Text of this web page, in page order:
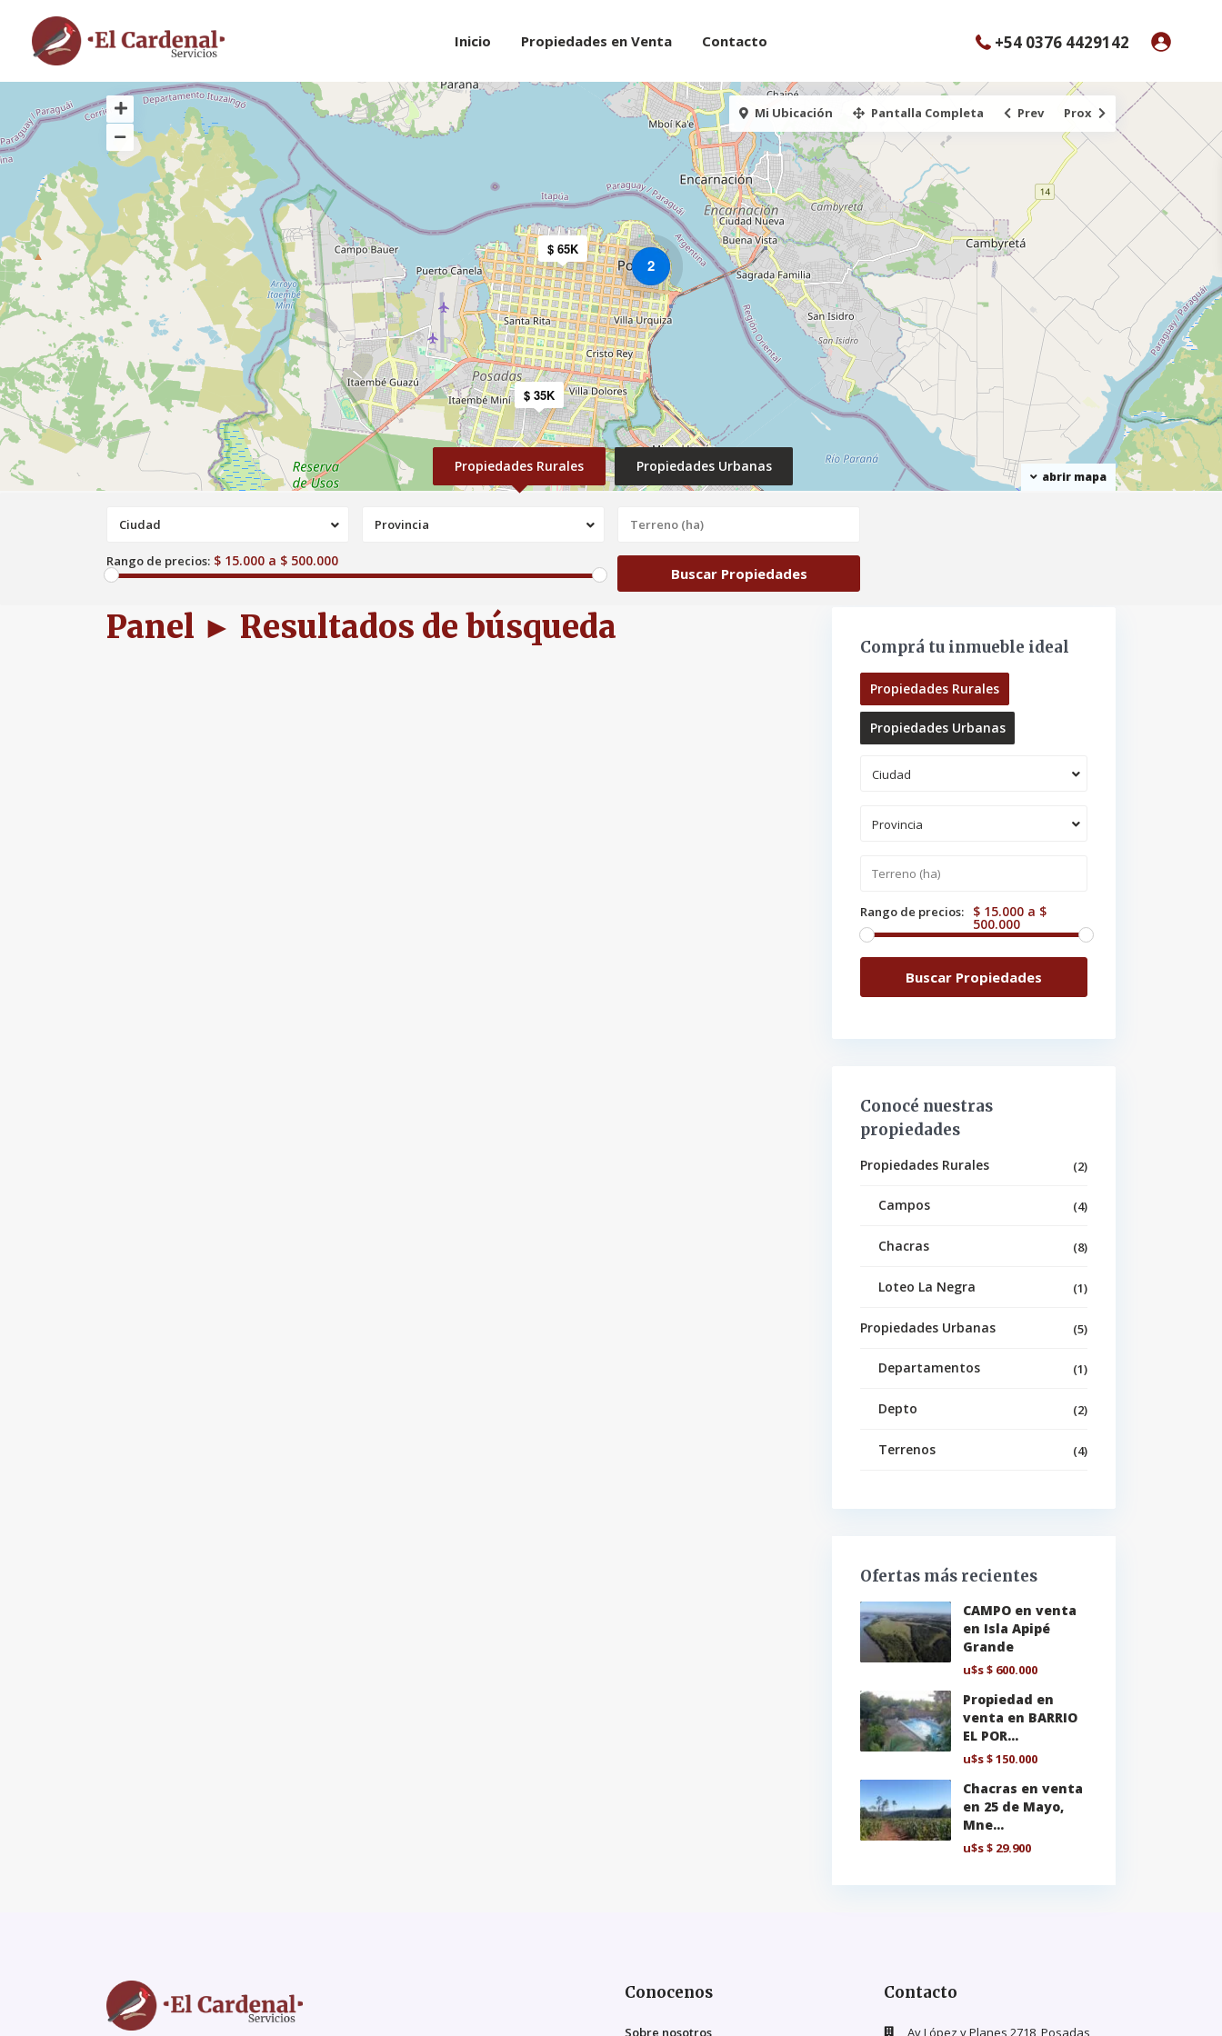
+54 0376 4429142
Inicio Propiedades en Venta Contacto
$ 150K
$ 35K
$ 65K
2
abrir mapa
Mi Ubicación Pantalla Completa Prev Prox
Propiedades Rurales Propiedades Urbanas
Ciudad Provincia
Rango de precios: $ 15.000 a $ 500.000
Panel ► Resultados de búsqueda
Comprá tu inmueble ideal
Propiedades Rurales
Propiedades Urbanas
Ciudad
Provincia
Rango de precios: $ 15.000 a $
500.000
Conocé nuestras
propiedades
Propiedades Rurales (2)
Campos (4)
Chacras (8)
Loteo La Negra (1)
Propiedades Urbanas (5)
Departamentos (1)
Depto (2)
Terrenos (4)
Ofertas más recientes
CAMPO en venta
en Isla Apipé
Grande
u$s$ 600.000
Propiedad en
venta en BARRIO
EL POR...
u$s$ 150.000
Chacras en venta
en 25 de Mayo,
Mne...
u$s$ 29.900
Conocenos
Sobre nosotros
Contacto
Av López y Planes 2718, Posadas